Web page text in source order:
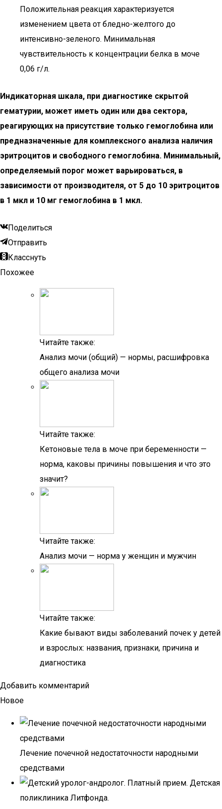
Положительная реакция характеризуется
изменением цвета от бледно-желтого до
интенсивно-зеленого. Минимальная
чувствительность к концентрации белка в моче
0,06 г/л.
Индикаторная шкала, при диагностике скрытой
гематурии, может иметь один или два сектора,
реагирующих на присутствие только гемоглобина или
предназначенные для комплексного анализа наличия
эритроцитов и свободного гемоглобина. Минимальный,
определяемый порог может варьироваться, в
зависимости от производителя, от 5 до 10 эритроцитов
в 1 мкл и 10 мг гемоглобина в 1 мкл.
Поделиться
Отправить
Класснуть
Похожее
Читайте также:
Анализ мочи (общий) — нормы, расшифровка
общего анализа мочи
Читайте также:
Кетоновые тела в моче при беременности —
норма, каковы причины повышения и что это
значит?
Читайте также:
Анализ мочи — норма у женщин и мужчин
Читайте также:
Какие бывают виды заболеваний почек у детей
и взрослых: названия, признаки, причина и
диагностика
Добавить комментарий
Новое
Лечение почечной недостаточности народными
средствами